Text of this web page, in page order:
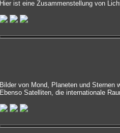
Hier ist eine Zusammenstellung von
Bilder von Mond, Planeten und Sternen
Ebenso Satelliten, die internationale